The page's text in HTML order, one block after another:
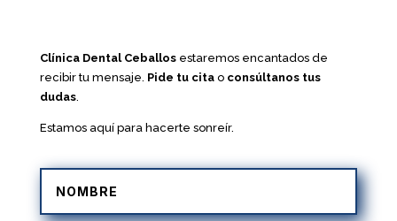
Clínica Dental Ceballosestaremos encantados de
recibir tu mensaje. Pide tu citao consúltanos tus
dudas.
Estamos aquí para hacerte sonreír.